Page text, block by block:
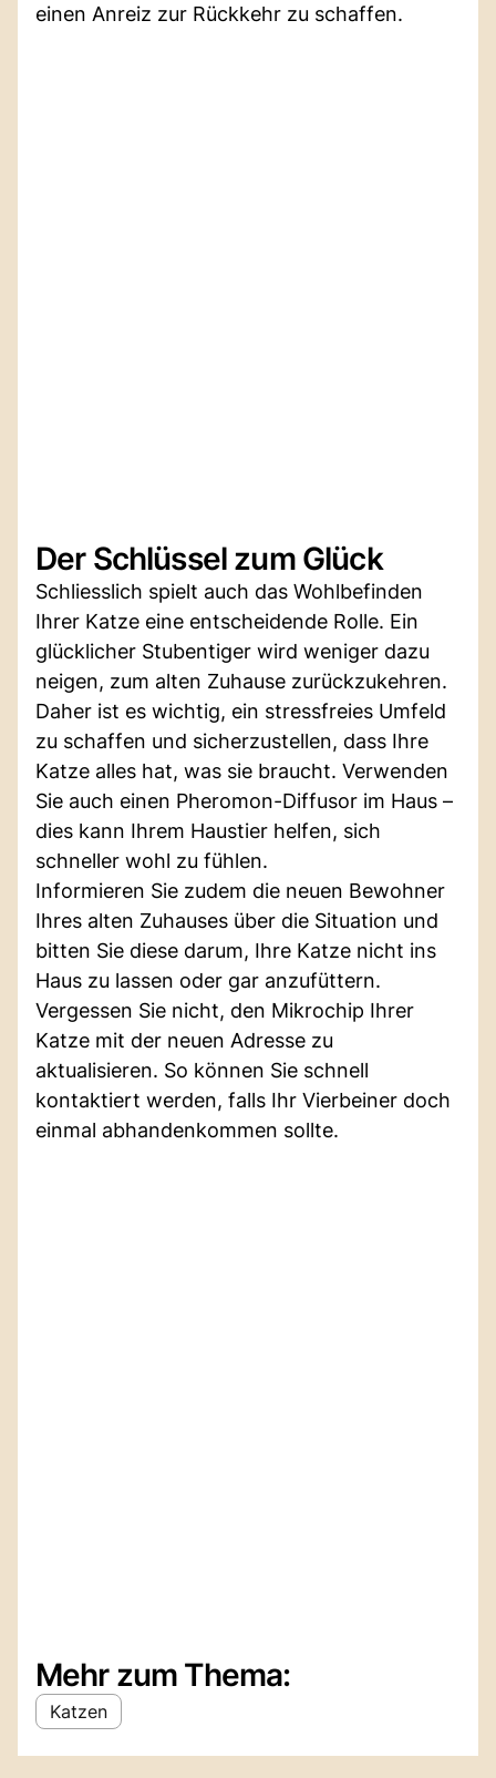
einen Anreiz zur Rückkehr zu schaffen.
Der Schlüssel zum Glück
Schliesslich spielt auch das Wohlbefinden
Ihrer Katze eine entscheidende Rolle. Ein
glücklicher Stubentiger wird weniger dazu
neigen, zum alten Zuhause zurückzukehren.
Daher ist es wichtig, ein stressfreies Umfeld
zu schaffen und sicherzustellen, dass Ihre
Katze alles hat, was sie braucht. Verwenden
Sie auch einen Pheromon-Diffusor im Haus –
dies kann Ihrem Haustier helfen, sich
schneller wohl zu fühlen.
Informieren Sie zudem die neuen Bewohner
Ihres alten Zuhauses über die Situation und
bitten Sie diese darum, Ihre Katze nicht ins
Haus zu lassen oder gar anzufüttern.
Vergessen Sie nicht, den Mikrochip Ihrer
Katze mit der neuen Adresse zu
aktualisieren. So können Sie schnell
kontaktiert werden, falls Ihr Vierbeiner doch
einmal abhandenkommen sollte.
Mehr zum Thema:
Katzen